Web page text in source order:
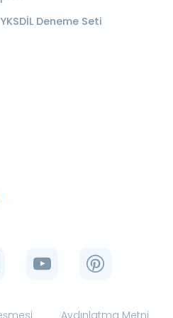
Deneme Seti
Aydınlatma Metni